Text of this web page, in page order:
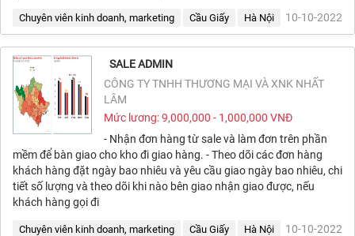
Chuyên viên kinh doanh, marketing Cầu Giấy Hà Nội 10-10-2022
SALE ADMIN
CÔNG TY TNHH THƯƠNG MẠI VÀ XNK NHẤT
LÂM
Mức lương: 9,000,000 - 1,000,000 VNĐ
- Nhận đơn hàng từ sale và làm đơn trên phần
mềm để bàn giao cho kho đi giao hàng. - Theo dõi các đơn hàng
khách hàng đặt ngày bao nhiêu và yêu cầu giao ngày bao nhiêu, chi
tiết số lượng và theo dõi khi nào bên giao nhận giao được, nếu
khách hàng gọi đi
Chuyên viên kinh doanh, marketing Cầu Giấy Hà Nội 10-10-2022